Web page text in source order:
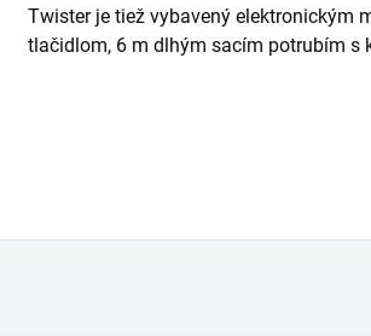
Twister je tiež vybavený elektronickým
tlačidlom, 6 m dlhým sacím potrubím s